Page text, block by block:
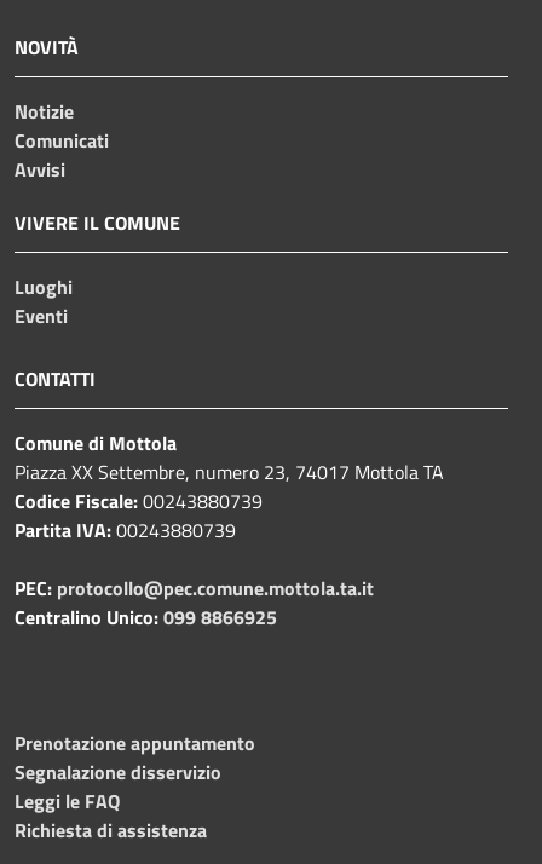
NOVITÀ
Notizie
Comunicati
Avvisi
VIVERE IL COMUNE
Luoghi
Eventi
CONTATTI
Comune di Mottola
Piazza XX Settembre, numero 23, 74017 Mottola TA
Codice Fiscale:00243880739
Partita IVA:00243880739
PEC: protocollo@pec.comune.mottola.ta.it
Centralino Unico:099 8866925
Prenotazione appuntamento
Segnalazione disservizio
Leggi le FAQ
Richiesta di assistenza